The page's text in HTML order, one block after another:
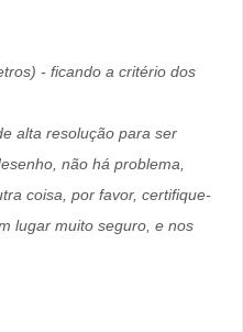
- ficando a critério dos
alta resolução para ser
não há problema,
coisa, por favor, certifique-
lugar muito seguro, e nos